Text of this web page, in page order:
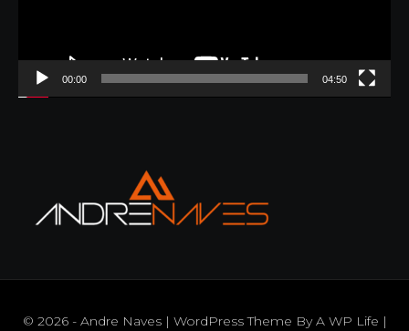
00:00 04:50
© 2026 - Andre Naves | WordPress Theme ByA WP Life |